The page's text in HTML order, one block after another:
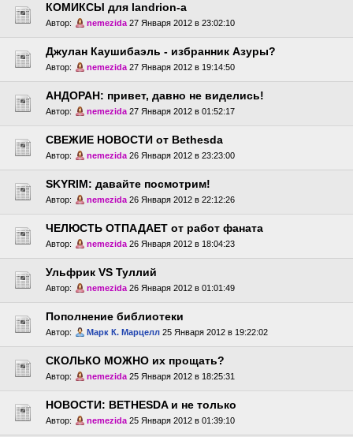
КОМИКСЫ для landrion-a
Автор: nemezida 27 Января 2012 в 23:02:10
Джулан Каушибаэль - избранник Азуры?
Автор: nemezida 27 Января 2012 в 19:14:50
АНДОРАН: привет, давно не виделись!
Автор: nemezida 27 Января 2012 в 01:52:17
СВЕЖИЕ НОВОСТИ от Bethesda
Автор: nemezida 26 Января 2012 в 23:23:00
SKYRIM: давайте посмотрим!
Автор: nemezida 26 Января 2012 в 22:12:26
ЧЕЛЮСТЬ ОТПАДАЕТ от работ фаната
Автор: nemezida 26 Января 2012 в 18:04:23
Ульфрик VS Туллий
Автор: nemezida 26 Января 2012 в 01:01:49
Пополнение библиотеки
Автор: Марк К. Марцелл 25 Января 2012 в 19:22:02
СКОЛЬКО МОЖНО их прощать?
Автор: nemezida 25 Января 2012 в 18:25:31
НОВОСТИ: BETHESDA и не только
Автор: nemezida 25 Января 2012 в 01:39:10